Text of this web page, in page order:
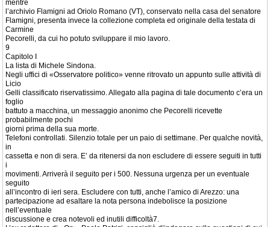
mentre
l’archivio Flamigni ad Oriolo Romano (VT), conservato nella casa del senatore
Flamigni, presenta invece la collezione completa ed originale della testata di
Carmine
Pecorelli, da cui ho potuto sviluppare il mio lavoro.
9
Capitolo I
La lista di Michele Sindona.
Negli uffici di «Osservatore politico» venne ritrovato un appunto sulle attività di
Licio
Gelli classificato riservatissimo. Allegato alla pagina di tale documento c’era un
foglio
battuto a macchina, un messaggio anonimo che Pecorelli ricevette
probabilmente pochi
giorni prima della sua morte.
Telefoni controllati. Silenzio totale per un paio di settimane. Per qualche novità,
in
cassetta e non di sera. E’ da ritenersi da non escludere di essere seguiti in tutti
i
movimenti. Arriverà il seguito per i 500. Nessuna urgenza per un eventuale
seguito
all’incontro di ieri sera. Escludere con tutti, anche l’amico di Arezzo: una
partecipazione ad esaltare la nota persona indebolisce la posizione
nell’eventuale
discussione e crea notevoli ed inutili difficoltà7.